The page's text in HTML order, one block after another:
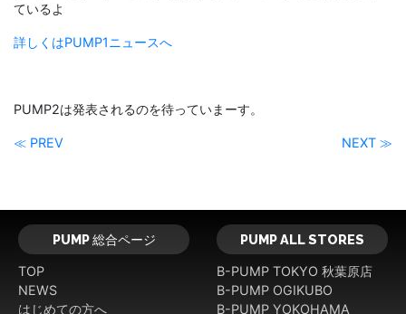
ているよ
詳しくはPUMP1ニュースへ
PUMP2は発表されるのを待っていまーす。
≪ PREV NEXT ≫
PUMP 総合ページ
TOP
NEWS
はじめての方へ
PUMP ALL STORES
B-PUMP TOKYO 秋葉原店
B-PUMP OGIKUBO
B-PUMP YOKOHAMA